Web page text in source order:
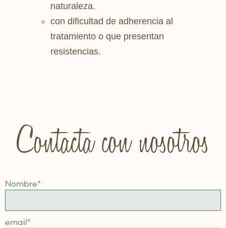
naturaleza.
con dificultad de adherencia al
tratamiento o que presentan
resistencias.
Contacta con nosotros
Nombre*
email*